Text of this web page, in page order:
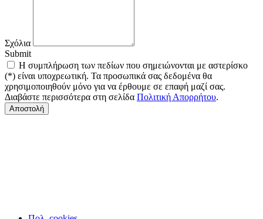
Σχόλια
Submit
Η συμπλήρωση των πεδίων που σημειώνονται με αστερίσκο
(*) είναι υποχρεωτική. Τα προσωπικά σας δεδομένα θα
χρησιμοποιηθούν μόνο για να έρθουμε σε επαφή μαζί σας.
Διαβάστε περισσότερα στη σελίδα Πολιτική Απορρήτου.
Αποστολή